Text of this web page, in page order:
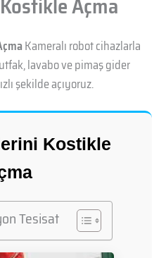
Kameralı robot cihazlarla
lavabo ve pimaş gider
şekilde açıyoruz.
Kostikle
Tesisat